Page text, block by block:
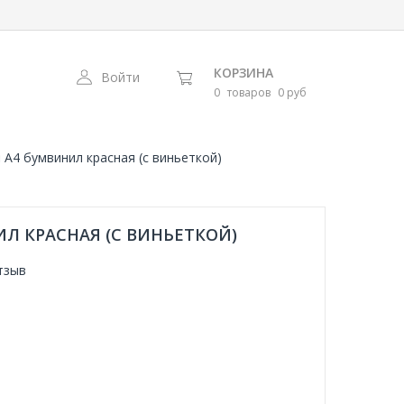
Войти КОРЗИНА
0 товаров 0 руб
бумвинил красная (с виньеткой)
КРАСНАЯ (С ВИНЬЕТКОЙ)